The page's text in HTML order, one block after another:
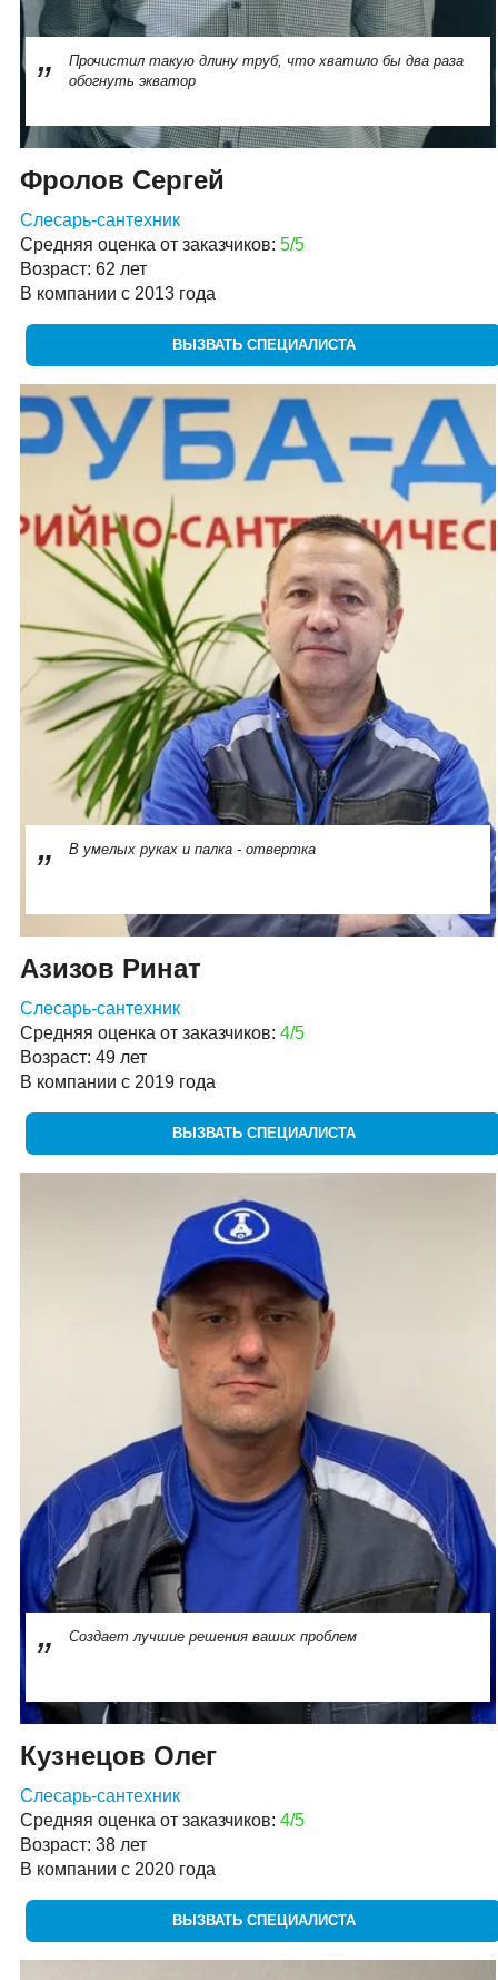
Прочистил такую длину труб, что хватило бы два раза
обогнуть экватор
Фролов Сергей
Слесарь-сантехник
Средняя оценка от заказчиков: 5/5
Возраст: 62 лет
В компании с 2013 года
ВЫЗВАТЬ СПЕЦИАЛИСТА
В умелых руках и палка - отвертка
Азизов Ринат
Слесарь-сантехник
Средняя оценка от заказчиков: 4/5
Возраст: 49 лет
В компании с 2019 года
ВЫЗВАТЬ СПЕЦИАЛИСТА
Создает лучшие решения ваших проблем
Кузнецов Олег
Слесарь-сантехник
Средняя оценка от заказчиков: 4/5
Возраст: 38 лет
В компании с 2020 года
ВЫЗВАТЬ СПЕЦИАЛИСТА